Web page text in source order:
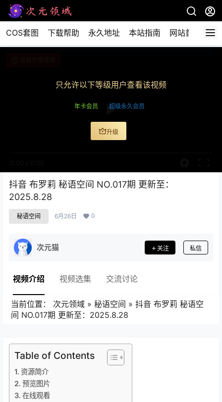
COS套图 下载帮助 永久地址 本站指南 网站首页
只允许以下等级用户查看该视频
年卡会员 超级永久会员
升级
抖音 布罗莉 秘语空间 NO.017期 更新至：
2025.8.28
秘语空间 6月26日 0
次元猫 关注 私信
视频介绍 视频选集 交流讨论
当前位置： 次元领域 » 秘语空间 » 抖音 布罗莉 秘语空
间 NO.017期 更新至：2025.8.28
Table of Contents
资源简介
预览图片
在线观看